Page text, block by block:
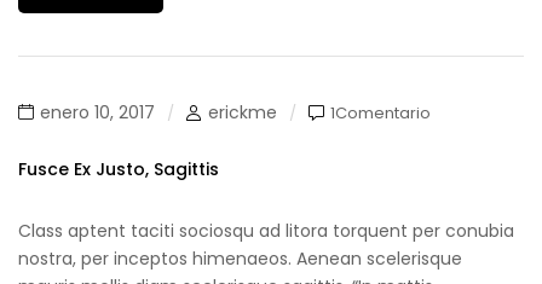
enero 10, 2017 erickme 1Comentario
Fusce Ex Justo, Sagittis
Class aptent taciti sociosqu ad litora torquent per conubia
nostra, per inceptos himenaeos. Aenean scelerisque